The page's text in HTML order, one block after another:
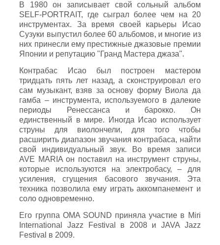
В 1980 он записывает свой сольный альбом
SELF-PORTRAIT, где сыграл более чем на 20
инструментах. За время своей карьеры Исао
Сузуки выпустил более 60 альбомов, и многие из
них принесли ему престижные джазовые премии
Японии и репутацию "Гранд Мастера джаза".
Контрабас Исао был построен мастером
тридцать пять лет назад, а сконструировал его
сам музыкант, взяв за основу форму Виола да
гамба – инструмента, используемого в далекие
периоды Ренессанса и барокко. Он
единственный в мире. Иногда Исао использует
струны для виолончели, для того чтобы
расширить диапазон звучания контрабаса, найти
свой индивидуальный звук. Во время записи
AVE MARIA он поставил на инструмент струны,
которые используются на электробасу, – для
усиления, сгущения басового звучания. Эта
техника позволила ему играть аккомпанемент и
соло одновременно.
Его группа OMA SOUND приняла участие в Miri
International Jazz Festival в 2008 и JAVA Jazz
Festival в 2009.